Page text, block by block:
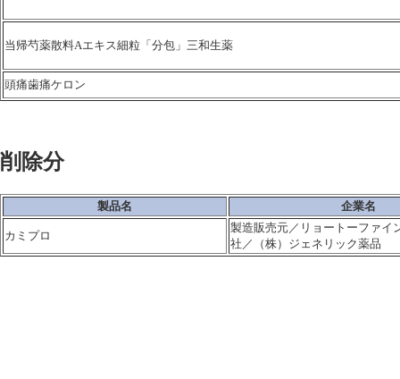
当帰芍薬散料Aエキス細粒「分包」三和生薬
頭痛歯痛ケロン
削除分
製品名 企業名
カミプロ
製造販売元／リョートーファイ
社／（株）ジェネリック薬品